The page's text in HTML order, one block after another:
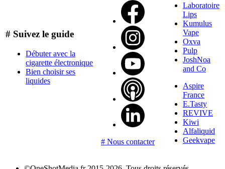
# Suivez le guide
Débuter avec la
cigarette électronique
Bien choisir ses
liquides
# Nous contacter
Laboratoire
Lips
Kumulus
Vape
Oxva
Pulp
JoshNoa
and Co
Aspire
France
E.Tasty
REVIVE
Kiwi
Alfaliquid
Geekvape